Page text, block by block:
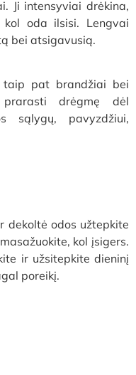
Ji intensyviai drėkina,
oda ilsisi. Lengvai
bei atsigavusią.
taip pat brandžiai bei
drėgmę dėl
sąlygų, pavyzdžiui,
dekoltė odos užtepkite
kol įsigers.
ir užsitepkite dieninį
poreikį.